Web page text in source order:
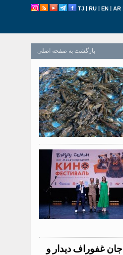
TJ | RU | EN | AR
بازگشت به صفحه اصلی
غفوراف دیدار و